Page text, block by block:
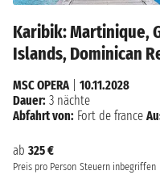
Karibik: Martinique,
Islands, Dominican
ab 325 €
Preis pro Person Steuern inbegriffen
MSC OPERA| 10.11.2028
Dauer: 3 nächte
Abfahrt von: Fort de france